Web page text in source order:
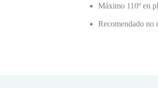
Máximo 110º en
Recomendado no